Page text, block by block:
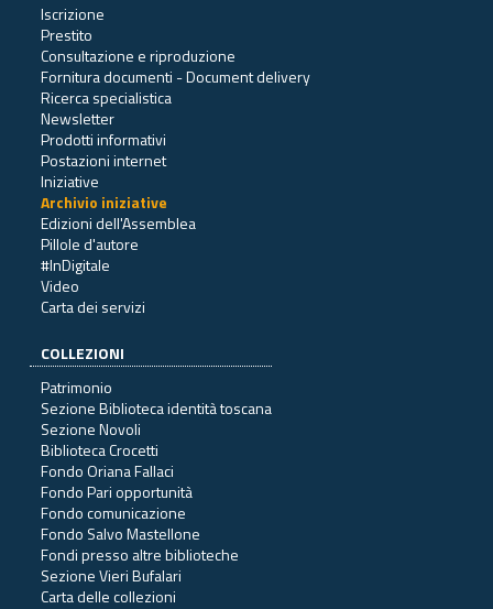
Iscrizione
Prestito
Consultazione e riproduzione
Fornitura documenti - Document delivery
Ricerca specialistica
Newsletter
Prodotti informativi
Postazioni internet
Iniziative
Archivio iniziative
Edizioni dell'Assemblea
Pillole d'autore
#InDigitale
Video
Carta dei servizi
COLLEZIONI
Patrimonio
Sezione Biblioteca identità toscana
Sezione Novoli
Biblioteca Crocetti
Fondo Oriana Fallaci
Fondo Pari opportunità
Fondo comunicazione
Fondo Salvo Mastellone
Fondi presso altre biblioteche
Sezione Vieri Bufalari
Carta delle collezioni